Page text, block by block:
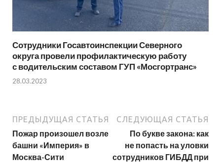
Сотрудники Госавтоинспекции Северного
округа провели профилактическую работу
с водительским составом ГУП «Мосгортранс»
28.03.2023
ПРЕДЫДУЩАЯ СТАТЬЯ
Пожар произошел возле
башни «Империя» в
Москва-Сити
СЛЕДУЮЩАЯ СТАТЬЯ
По букве закона: как
не попасть на уловки
сотрудников ГИБДД при